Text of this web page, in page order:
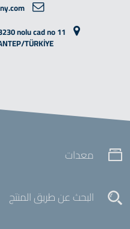
nolu cad no 11
TÜRKİYE
معدات
البحث عن طريق المنتج